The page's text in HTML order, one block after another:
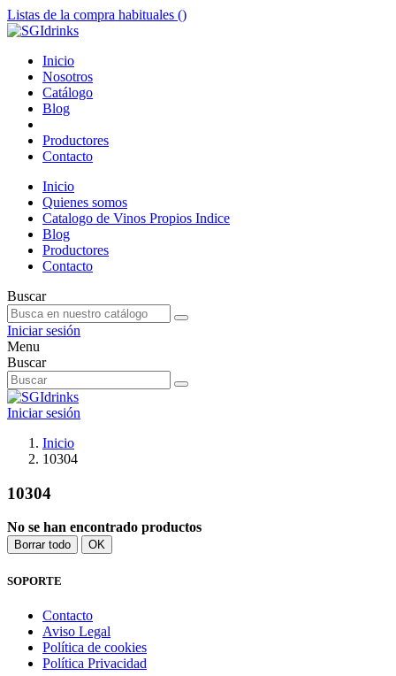
Listas de la compra habituales ()
Inicio
Nosotros
Catálogo
Blog
Productores
Contacto
Inicio
Quienes somos
Catalogo de Vinos Propios Indice
Blog
Productores
Contacto
Buscar
Iniciar sesión
Menu
Buscar
Iniciar sesión
Inicio
10304
10304
No se han encontrado productos
Borrar todo OK
SOPORTE
Contacto
Aviso Legal
Política de cookies
Política Privacidad